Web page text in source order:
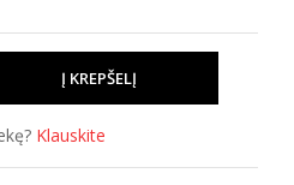
Klauskite